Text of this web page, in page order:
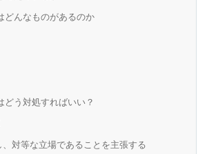
どんなものがあるのか
どう対処すればいい？
対等な立場であることを主張する